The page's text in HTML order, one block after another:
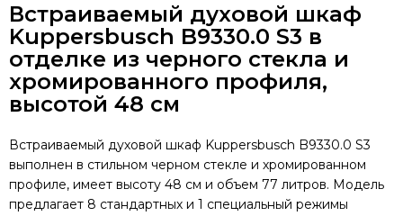
Встраиваемый духовой шкаф
Kuppersbusch B9330.0 S3 в
отделке из черного стекла и
хромированного профиля,
высотой 48 см
Встраиваемый духовой шкаф Kuppersbusch B9330.0 S3
выполнен в стильном черном стекле и хромированном
профиле, имеет высоту 48 см и объем 77 литров. Модель
предлагает 8 стандартных и 1 специальный режимы